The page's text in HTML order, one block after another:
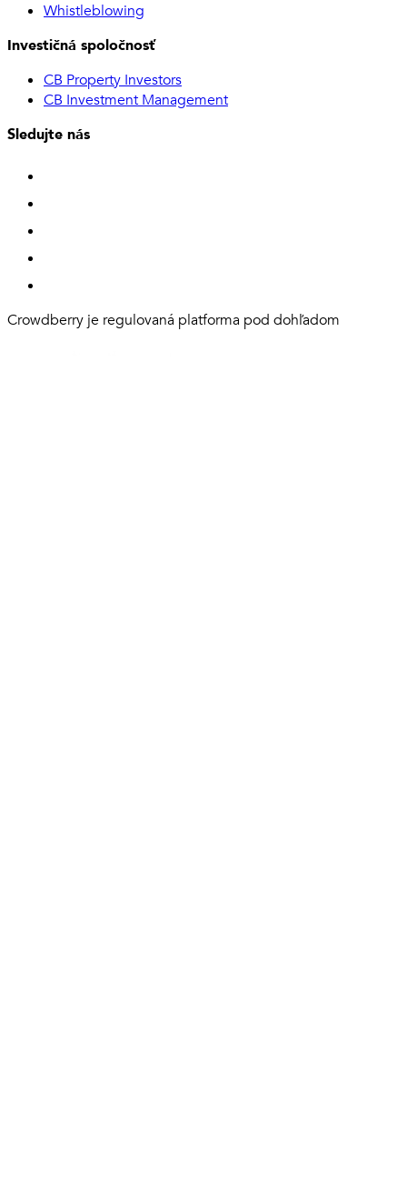
Whistleblowing
Investičná spoločnosť
CB Property Investors
CB Investment Management
Sledujte nás
Crowdberry je regulovaná platforma pod dohľadom